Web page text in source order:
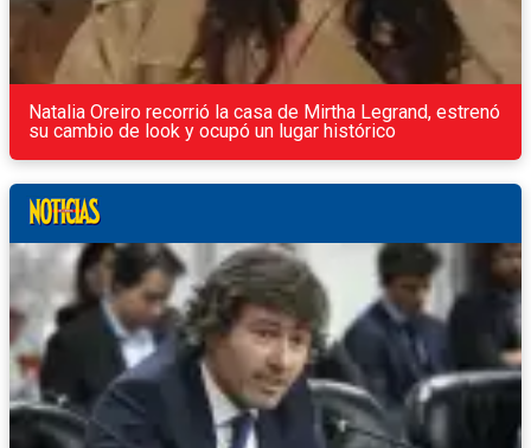
Natalia Oreiro recorrió la casa de Mirtha Legrand, estrenó
su cambio de look y ocupó un lugar histórico